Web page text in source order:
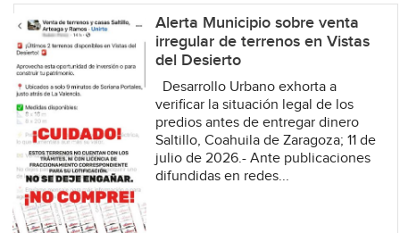
Alerta Municipio sobre venta
irregular de terrenos en Vistas
del Desierto
Desarrollo Urbano exhorta a
verificar la situación legal de los
predios antes de entregar dinero
Saltillo, Coahuila de Zaragoza; 11 de
julio de 2026.- Ante publicaciones
difundidas en redes...